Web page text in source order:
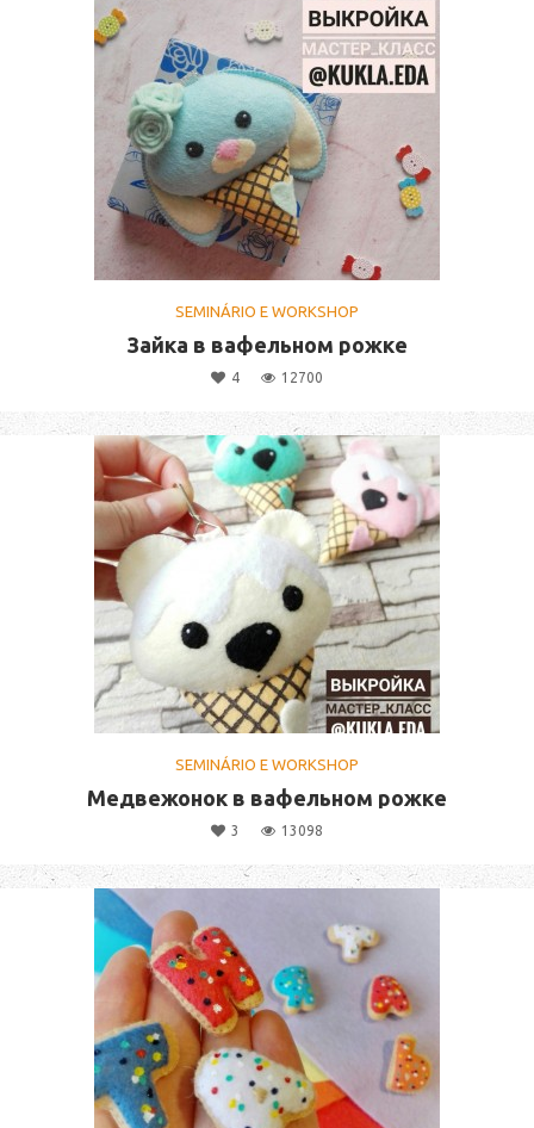
SEMINÁRIO E WORKSHOP
Зайка в вафельном рожке
4 12700
SEMINÁRIO E WORKSHOP
Медвежонок в вафельном рожке
3 13098